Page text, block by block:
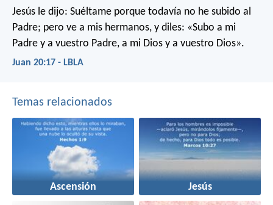
Jesús le dijo: Suéltame porque todavía no he subido al
Padre; pero ve a mis hermanos, y diles: «Subo a mi
Padre y a vuestro Padre, a mi Dios y a vuestro Dios».
Juan 20:17 - LBLA
Temas relacionados
Ascensión Jesús